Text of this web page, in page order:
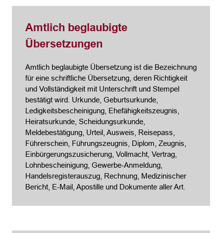
Amtlich beglaubigte
Übersetzungen
Amtlich beglaubigte Übersetzung ist die Bezeichnung
für eine schriftliche Übersetzung, deren Richtigkeit
und Vollständigkeit mit Unterschrift und Stempel
bestätigt wird. Urkunde, Geburtsurkunde,
Ledigkeitsbescheinigung, Ehefähigkeitszeugnis,
Heiratsurkunde, Scheidungsurkunde,
Meldebestätigung, Urteil, Ausweis, Reisepass,
Führerschein, Führungszeugnis, Diplom, Zeugnis,
Einbürgerungszusicherung, Vollmacht, Vertrag,
Lohnbescheinigung, Gewerbe-Anmeldung,
Handelsregisterauszug, Rechnung, Medizinischer
Bericht, E-Mail, Apostille und Dokumente aller Art.